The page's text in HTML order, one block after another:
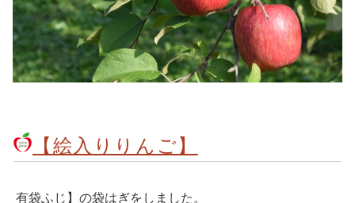
【絵入りりんご】
有袋ふじ】の袋はぎをしました。